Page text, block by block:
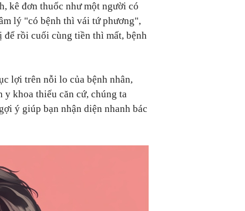
kê đơn thuốc như một người có
lý "có bệnh thì vái tứ phương",
để rồi cuối cùng tiền thì mất, bệnh
lợi trên nỗi lo của bệnh nhân,
y khoa thiếu căn cứ, chúng ta
ý giúp bạn nhận diện nhanh bác